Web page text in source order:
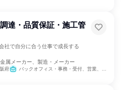
達・品質保証・施工管
社で自分に合う仕事で成長する
属メーカー、製造・メーカー
府 バックオフィス・事務・受付、営業、SCM/生産管理/購買/物流、経理/税務/財務、人事、総務、建築/土木/プラント専門職、製造・生産工程